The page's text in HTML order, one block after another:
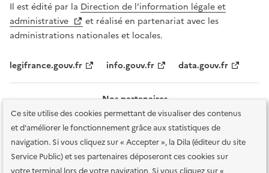
Ce site utilise des cookies permettant de visualiser des contenus
et d'améliorer le fonctionnement grâce aux statistiques de
navigation. Si vous cliquez sur « Accepter », la Dila (éditeur du site
Service Public) et ses partenaires déposeront ces cookies sur
Il est édité par la Direction de l’information légale et
administrative
et réalisé en partenariat avec les
administrations nationales et locales.
legifrance.gouv.fr info.gouv.fr data.gouv.fr
Nos partenaires